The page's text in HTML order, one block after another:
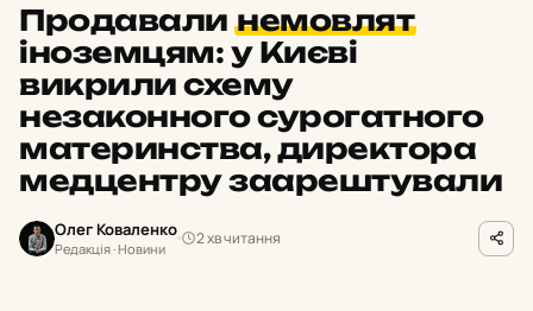
Продавалинемовлят
іноземцям: у Києві
викрили схему
незаконного сурогатного
материнства, директора
медцентру заарештували
Олег Коваленко
Редакція · Новини
2 хв читання